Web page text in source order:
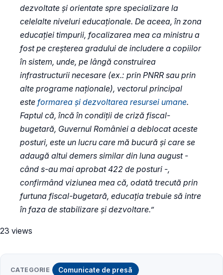
dezvoltate și orientate spre specializare la
celelalte niveluri educaționale. De aceea, în zona
educației timpurii, focalizarea mea ca ministru a
fost pe creșterea gradului de includere a copiilor
în sistem, unde, pe lângă construirea
infrastructurii necesare (ex.: prin PNRR sau prin
alte programe naționale), vectorul principal
este formarea și dezvoltarea resursei umane.
Faptul că, încă în condiții de criză fiscal-
bugetară, Guvernul României a deblocat aceste
posturi, este un lucru care mă bucură și care se
adaugă altui demers similar din luna august -
când s-au mai aprobat 422 de posturi -,
confirmând viziunea mea că, odată trecută prin
furtuna fiscal-bugetară, educația trebuie să intre
în faza de stabilizare și dezvoltare.”
23 views
CATEGORIE Comunicate de presă